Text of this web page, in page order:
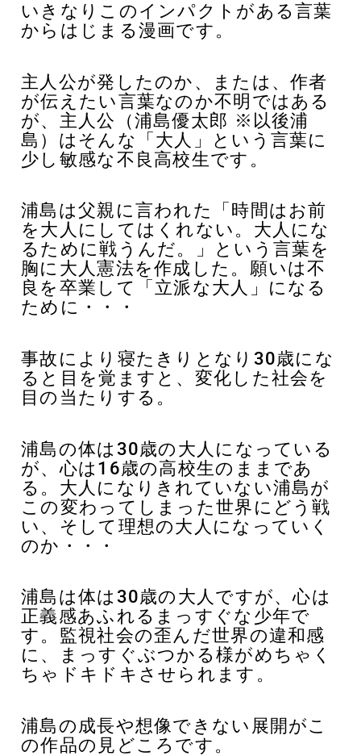
いきなりこのインパクトがある言葉
からはじまる漫画です。
主人公が発したのか、または、作者
が伝えたい言葉なのか不明ではある
が、主人公（浦島優太郎 ※以後浦
島）はそんな「大人」という言葉に
少し敏感な不良高校生です。
浦島は父親に言われた「時間はお前
を大人にしてはくれない。大人にな
るために戦うんだ。」という言葉を
胸に大人憲法を作成した。願いは不
良を卒業して「立派な大人」になる
ために・・・
事故により寝たきりとなり30歳にな
ると目を覚ますと、変化した社会を
目の当たりする。
浦島の体は30歳の大人になっている
が、心は16歳の高校生のままであ
る。大人になりきれていない浦島が
この変わってしまった世界にどう戦
い、そして理想の大人になっていく
のか・・・
浦島は体は30歳の大人ですが、心は
正義感あふれるまっすぐな少年で
す。監視社会の歪んだ世界の違和感
に、まっすぐぶつかる様がめちゃく
ちゃドキドキさせられます。
浦島の成長や想像できない展開がこ
の作品の見どころです。